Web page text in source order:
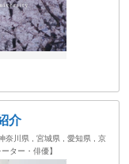
介
奈川県 , 宮城県 , 愛知県 , 京
ター・俳優】